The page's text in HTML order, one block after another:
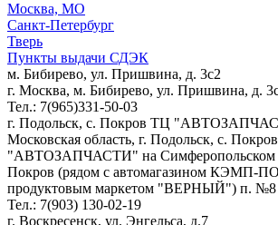
Москва, МО
Санкт-Петербург
Тверь
Пункты выдачи СДЭК
м. Бибирево, ул. Пришвина, д. 3с2
г. Москва, м. Бибирево, ул. Пришвина, д.
Тел.: 7(965)331-50-03
г. Подольск, c. Покров ТЦ
Московская область, г. Подольск, c.
"АВТОЗАПЧАСТИ" на Симферопольском
Покров (рядом с автомагазином КЭМП-
продуктовым маркетом "ВЕРНЫЙ") п. №8
Тел.: 7(903) 130-02-19
г. Воскресенск, ул. Энгельса, д.7